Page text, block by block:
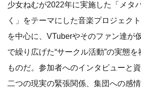
少女ねむが2022年に実施した「メタ
く」をテーマにした音楽プロジェク
を中心に、VTuberやそのファン達が
で繰り広げた“サークル活動”の実態
ものだ。参加者へのインタビューと
二つの現実の緊張関係、集団への感